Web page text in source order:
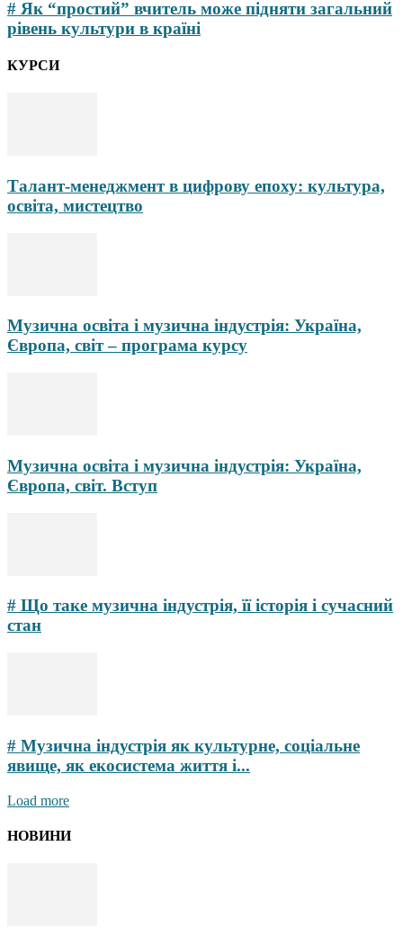
# Як “простий” вчитель може підняти загальний
рівень культури в країні
КУРСИ
Талант-менеджмент в цифрову епоху: культура,
освіта, мистецтво
Музична освіта і музична індустрія: Україна,
Європа, світ – програма курсу
Музична освіта і музична індустрія: Україна,
Європа, світ. Вступ
# Що таке музична індустрія, її історія і сучасний
стан
# Музична індустрія як культурне, соціальне
явище, як екосистема життя і...
Load more
НОВИНИ